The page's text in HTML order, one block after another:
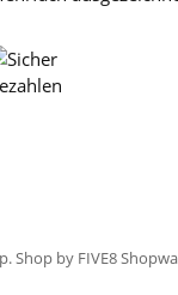
. Shop by FIVE8